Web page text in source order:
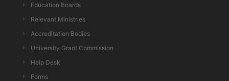
Education Boards
Relevant Ministries
Accreditation Bodies
University Grant Commission
Help Desk
Forms